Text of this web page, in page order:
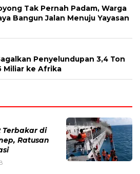
Tak Pernah Padam, Warga
Bangun Jalan Menuju Yayasan
Penyelundupan 3,4 Ton
Miliar ke Afrika
Terbakar di
Ratusan